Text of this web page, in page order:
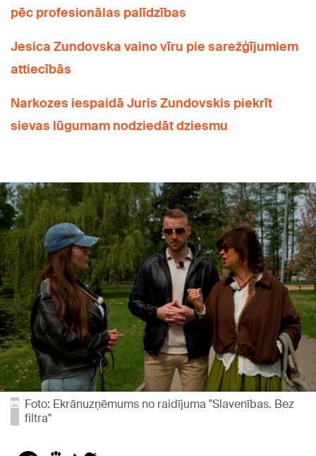
pēc profesionālas palīdzības
Jesica Zundovska vaino vīru pie sarežģījumiem
attiecībās
Narkozes iespaidā Juris Zundovskis piekrīt
sievas lūgumam nodziedāt dziesmu
Foto: Ekrānuzņēmums no raidījuma "Slavenības. Bez
filtra"